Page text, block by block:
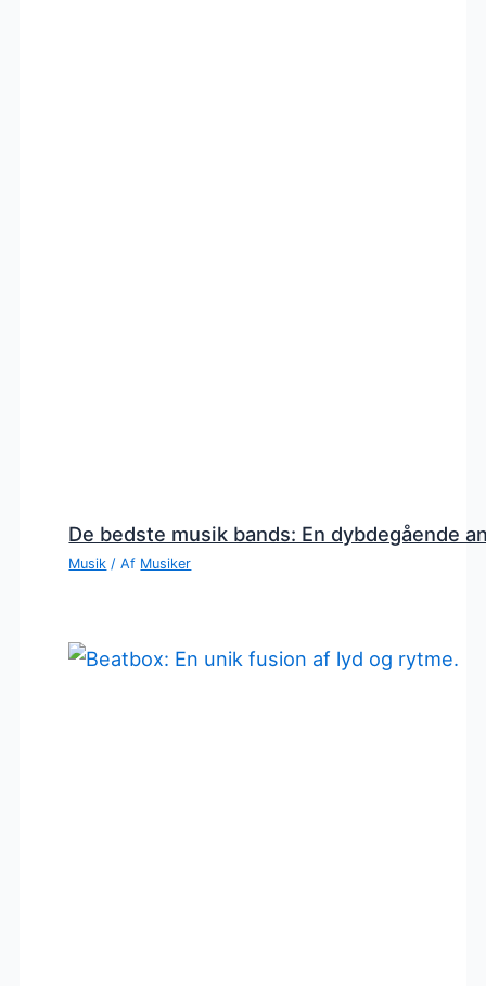
De bedste musik bands: En dybdegående
Musik / Af Musiker